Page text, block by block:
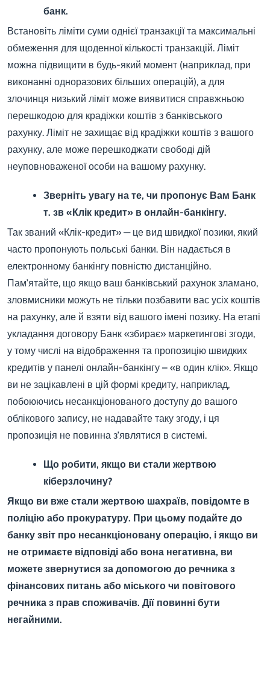
банк.
Встановіть ліміти суми однієї транзакції та максимальні
обмеження для щоденної кількості транзакцій. Ліміт
можна підвищити в будь-який момент (наприклад, при
виконанні одноразових більших операцій), а для
злочинця низький ліміт може виявитися справжньою
перешкодою для крадіжки коштів з банківського
рахунку. Ліміт не захищає від крадіжки коштів з вашого
рахунку, але може перешкоджати свободі дій
неуповноваженої особи на вашому рахунку.
Зверніть увагу на те, чи пропонує Вам Банк
т. зв «Клік кредит» в онлайн-банкінгу.
Так званий «Клік-кредит» — це вид швидкої позики, який
часто пропонують польські банки. Він надається в
електронному банкінгу повністю дистанційно.
Пам’ятайте, що якщо ваш банківський рахунок зламано,
зловмисники можуть не тільки позбавити вас усіх коштів
на рахунку, але й взяти від вашого імені позику. На етапі
укладання договору Банк «збирає» маркетингові згоди,
у тому числі на відображення та пропозицію швидких
кредитів у панелі онлайн-банкінгу – «в один клік». Якщо
ви не зацікавлені в цій формі кредиту, наприклад,
побоюючись несанкціонованого доступу до вашого
облікового запису, не надавайте таку згоду, і ця
пропозиція не повинна з’являтися в системі.
Що робити, якщо ви стали жертвою
кіберзлочину?
Якщо ви вже стали жертвою шахраїв, повідомте в
поліцію або прокуратуру. При цьому подайте до
банку звіт про несанкціоновану операцію, і якщо ви
не отримаєте відповіді або вона негативна, ви
можете звернутися за допомогою до речника з
фінансових питань або міського чи повітового
речника з прав споживачів. Дії повинні бути
негайними.